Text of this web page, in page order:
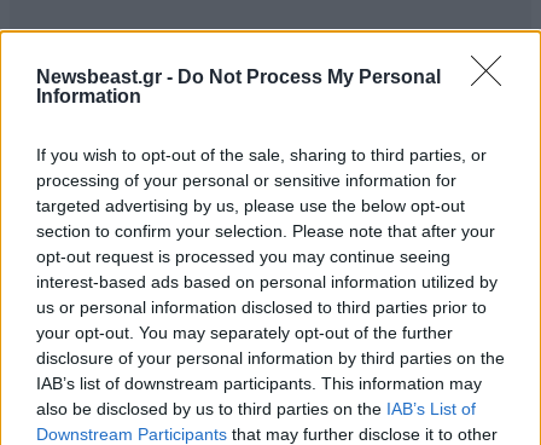
Newsbeast.gr - Do Not Process My Personal
Information
If you wish to opt-out of the sale, sharing to third parties, or
processing of your personal or sensitive information for
targeted advertising by us, please use the below opt-out
section to confirm your selection. Please note that after your
opt-out request is processed you may continue seeing
interest-based ads based on personal information utilized by
us or personal information disclosed to third parties prior to
your opt-out. You may separately opt-out of the further
disclosure of your personal information by third parties on the
IAB’s list of downstream participants. This information may
also be disclosed by us to third parties on the IAB’s List of
Downstream Participants that may further disclose it to other
Όχι έναν άλλα δύο μεγάλους ρόλους αρνήθηκε η
Μισέλ Φάιφερ. Εκείνον της πρωταγωνίστριας τόσο
στο «Βασικό Ένστικτο» όσο και στο «Pretty
Woman». Για την πρώτη περίπτωση, στην οποία
επελέγη τελικά η Σάρον Στόουν, ο ρόλος είχε πολλές
γυμνές σκηνές που η Φάιφερ είχε πει ότι τις
σιχαίνεται ενώ παράλληλα ντρεπόταν και τον πατέρα